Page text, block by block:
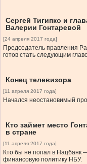
Сергей Тигипко и
Валерии Гонтаревой
[24 апреля 2017 года]
Председатель правления
готов стать следующим
Конец телевизора
[11 апреля 2017 года]
Начался неостановимый
Кто займет место
в стране
[11 апреля 2017 года]
Кто бы не попал в Нацбанк
финансовую политику НБУ.